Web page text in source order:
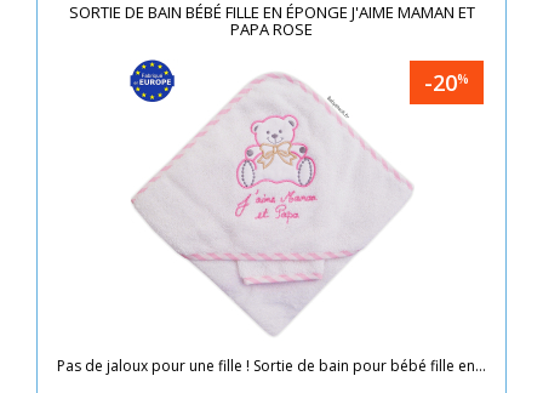
SORTIE DE BAIN BÉBÉ FILLE EN ÉPONGE J'AIME MAMAN ET
PAPA ROSE
-20%
Pas de jaloux pour une fille ! Sortie de bain pour bébé fille en...